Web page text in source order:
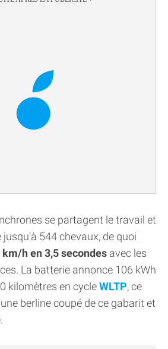
se partagent le travail et
544 chevaux, de quoi
km/h en 3,5 secondes avec les
La batterie annonce 106 kWh
kilomètres en cycleWLTP, ce
berline coupé de ce gabarit et